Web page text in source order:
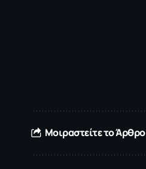
Μοιραστείτε το Άρθρο